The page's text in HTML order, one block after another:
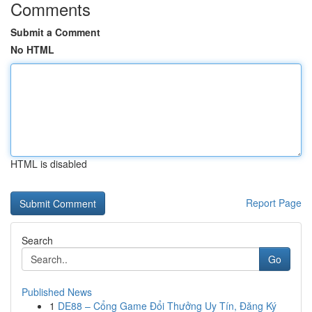
Comments
Submit a Comment
No HTML
HTML is disabled
Report Page
Search
Go
Published News
1 DE88 – Cổng Game Đổi Thưởng Uy Tín, Đăng Ký